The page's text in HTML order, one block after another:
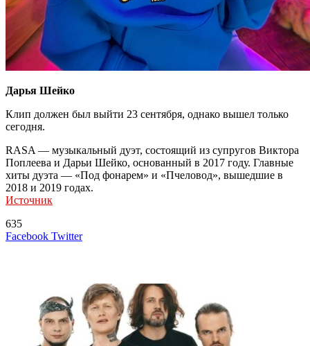
Дарья Шейко
Клип должен был выйти 23 сентября, однако вышел только
сегодня.
RASA — музыкальный дуэт, состоящий из супругов Виктора
Поплеева и Дарьи Шейко, основанный в 2017 году. Главные
хиты дуэта — «Под фонарем» и «Пчеловод», вышедшие в
2018 и 2019 годах.
Источник
635
Facebook TwitterLinkedIn
Tumblr
Reddit
Вконтакте
Одноклассники
Skype
Messenger
Messenger
WhatsApp
Telegram
Viber
Line
Поделиться
Печатать